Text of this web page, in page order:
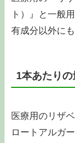
ト）』と一般
有成分以外に
1本あたり
医療用のリザ
ロートアルガ